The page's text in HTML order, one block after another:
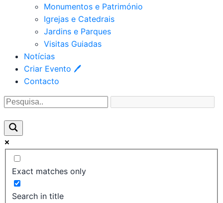
Monumentos e Património
Igrejas e Catedrais
Jardins e Parques
Visitas Guiadas
Notícias
Criar Evento 🖊
Contacto
Exact matches only
Search in title